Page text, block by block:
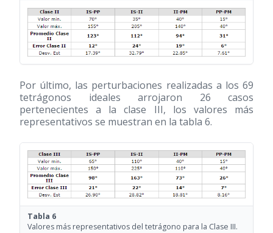
Por último, las perturbaciones realizadas a los 69
tetrágonos ideales arrojaron 26 casos
pertenecientes a la clase III, los valores más
representativos se muestran en la tabla 6.
Tabla 6
Valores más representativos del tetrágono para la Clase III.